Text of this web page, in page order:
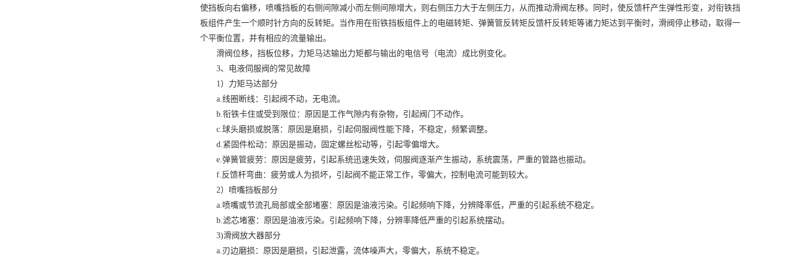
b.滤芯堵塞：原因是油液污染。引起频响下降，分辨率降低严重的引起系统摆动。
3)滑阀放大器部分
a.刃边磨损：原因是磨损，引起泄露，流体噪声大，零偏大，系统不稳定。
b.径向滤芯磨损：原因是磨损。引起泄露增大，零偏增大，增益下降。
c.滑阀卡滞：原因是油液污染，滑阀变形。引起波形失真，卡死。
4）其他部分
密封件老化：寿命已到或油液不符。引起阀内外渗油，可导致伺服阀堵塞。
4、电液调节系统有电液伺服阀故障引起的常见故障
1）油动机拒动
在机组启动前做阀门传动试验时，有时出现个别油动机不动的现象，在排除控制信号故障的前提下，造成上述现象的主要原因是电液伺服阀卡涩。
尽管在机组启动前已进行油循环且油质化验也合格，但由于系统中的各个死角是未知不可能完全循环冲洗，所以一些颗粒可能在伺服阀动作过程中卡涩
伺服阀。
2）汽门突然失控
在机组运行过程中，有时在控制指令不变的情况下，汽门突然全开或全关，造成上述现象的主要原因是电液伺服阀堵塞。主要是油中的脏物堵塞伺
服阀的喷嘴挡板处，造成伺服阀突然向一个方向动作，导致油动机向一个方向运动到承受能力范围的未知，使汽门失去控制。
3）气门摆动
气门摆动是较常见的故障现象，在排除控制信号故障的前提下，伺服阀工作不稳定是主要原因。伺服阀的内漏大，分辨率大和零区不稳定，均可能